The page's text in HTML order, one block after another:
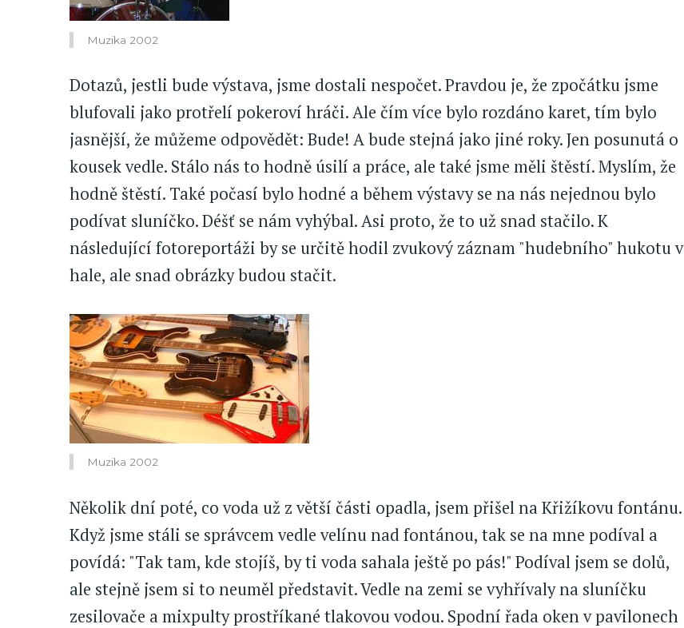
Muzika 2002
Dotazů, jestli bude výstava, jsme dostali nespočet. Pravdou je, že zpočátku jsme
blufovali jako protřelí pokeroví hráči. Ale čím více bylo rozdáno karet, tím bylo
jasnější, že můžeme odpovědět: Bude! A bude stejná jako jiné roky. Jen posunutá o
kousek vedle. Stálo nás to hodně úsilí a práce, ale také jsme měli štěstí. Myslím, že
hodně štěstí. Také počasí bylo hodné a během výstavy se na nás nejednou bylo
podívat sluníčko. Déšť se nám vyhýbal. Asi proto, že to už snad stačilo. K
následující fotoreportáži by se určitě hodil zvukový záznam "hudebního" hukotu v
hale, ale snad obrázky budou stačit.
Muzika 2002
Několik dní poté, co voda už z větší části opadla, jsem přišel na Křižíkovu fontánu.
Když jsme stáli se správcem vedle velínu nad fontánou, tak se na mne podíval a
povídá: "Tak tam, kde stojíš, by ti voda sahala ještě po pás!" Podíval jsem se dolů,
ale stejně jsem si to neuměl představit. Vedle na zemi se vyhřívaly na sluníčku
zesilovače a mixpulty prostříkané tlakovou vodou. Spodní řada oken v pavilonech